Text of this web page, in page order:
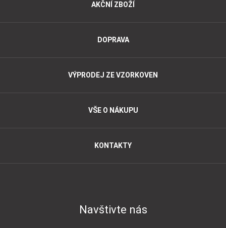
AKČNÍ ZBOŽÍ
DOPRAVA
VÝPRODEJ ZE VZORKOVEN
VŠE O NÁKUPU
KONTAKTY
Navštivte nás